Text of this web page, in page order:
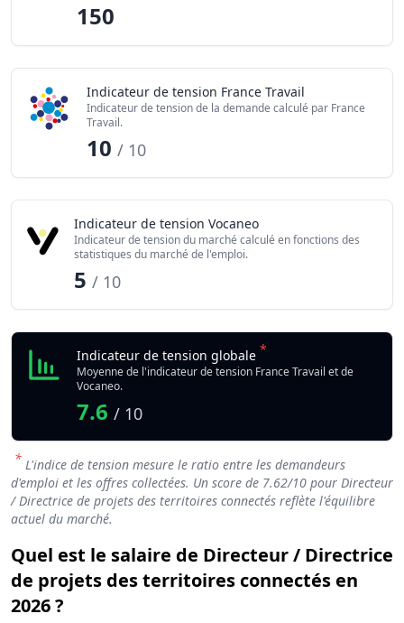
150
Indicateur de tension France Travail
Indicateur de tension de la demande calculé par France
Travail.
10/ 10
Indicateur de tension Vocaneo
Indicateur de tension du marché calculé en fonctions des
statistiques du marché de l'emploi.
5 / 10
Indicateur de tension globale *
Moyenne de l'indicateur de tension France Travail et de
Vocaneo.
7.6 / 10
* L'indice de tension mesure le ratio entre les demandeurs
d'emploi et les offres collectées. Un score de 7.62/10 pour Directeur
/ Directrice de projets des territoires connectés reflète l'équilibre
actuel du marché.
Quel est le salaire de Directeur / Directrice
de projets des territoires connectés en
2026 ?